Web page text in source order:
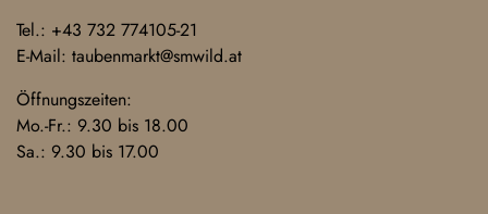
Tel.: +43 732 774105-21
E-Mail: taubenmarkt@smwild.at
Öffnungszeiten:
Mo.-Fr.: 9.30 bis 18.00
Sa.: 9.30 bis 17.00